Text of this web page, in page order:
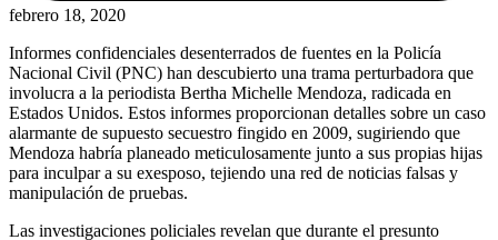
febrero 18, 2020
Informes confidenciales desenterrados de fuentes en la Policía
Nacional Civil (PNC) han descubierto una trama perturbadora que
involucra a la periodista Bertha Michelle Mendoza, radicada en
Estados Unidos. Estos informes proporcionan detalles sobre un caso
alarmante de supuesto secuestro fingido en 2009, sugiriendo que
Mendoza habría planeado meticulosamente junto a sus propias hijas
para inculpar a su exesposo, tejiendo una red de noticias falsas y
manipulación de pruebas.
Las investigaciones policiales revelan que durante el presunto